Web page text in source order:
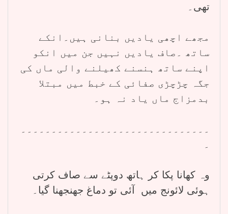
تھی۔
مجھے اچھی یادیں بنانی ہیں۔انکے
ساتھ ۔صاف یادیں نہیں جن میں انکو
اپنے ساتھ ہنسنے کھیلنے والی ماں کی
جگہ چڑچڑی صفائی کے خبط میں مبتلا
بدمزاج ماں یاد نہ ہو۔
۔۔۔۔۔۔۔۔۔۔۔۔۔۔۔۔۔۔۔۔۔۔۔۔۔۔۔۔۔۔۔
۔
وہ کھانا پکا کر ہاتھ دوپٹے سے صاف کرتی
ہوئی لائونج میں آئی تو دماغ جھنجھنا گیا۔